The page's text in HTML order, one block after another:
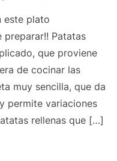
este plato
preparar!! Patatas
que proviene
de cocinar las
muy sencilla, que da
permite variaciones
rellenas que […]